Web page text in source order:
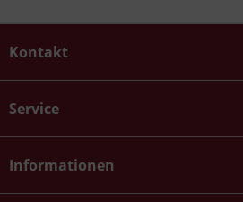
Kontakt
Service
Informationen